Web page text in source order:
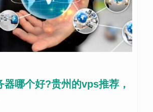
哪个好?贵州的vps推荐，